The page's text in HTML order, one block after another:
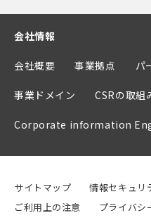
会社情報
会社概要 事業拠点 パ
事業ドメイン CSRの取組
Corporate information
サイトマップ
情報セキュリ
ご利用上の注意
プライバシ